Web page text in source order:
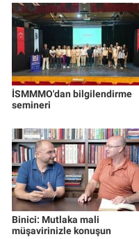
İSMMMO'dan bilgilendirme
semineri
Binici: Mutlaka mali
müşavirinizle konuşun